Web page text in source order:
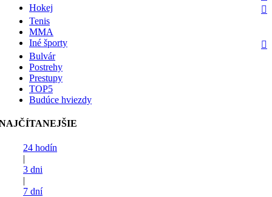
Hokej
Tenis
MMA
Iné športy
Bulvár
Postrehy
Prestupy
TOP5
Budúce hviezdy
24 hodín
|
3 dni
|
7 dní